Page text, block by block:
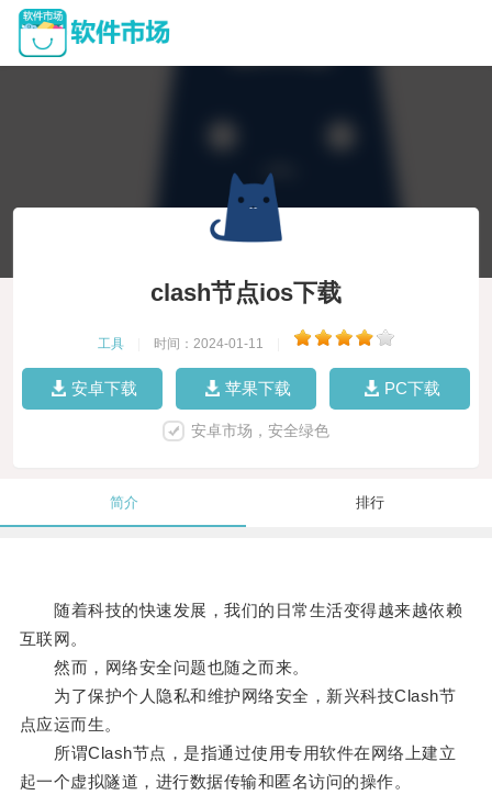
clash节点ios下载
工具 时间：2024-01-11
安卓下载 苹果下载 PC下载
安卓市场，安全绿色
简介 排行
随着科技的快速发展，我们的日常生活变得越来越依赖
互联网。
然而，网络安全问题也随之而来。
为了保护个人隐私和维护网络安全，新兴科技Clash节
点应运而生。
所谓Clash节点，是指通过使用专用软件在网络上建立
起一个虚拟隧道，进行数据传输和匿名访问的操作。